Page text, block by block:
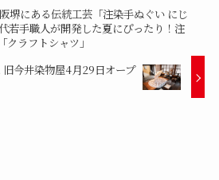
堺にある伝統工芸「注染手ぬぐい にじ
若手職人が開発した夏にぴったり！注
クラフトシャツ」
今井染物屋4月29日オープ